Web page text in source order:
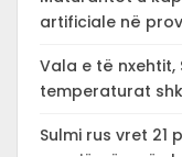
artificiale në
Vala e të nxehtit,
temperaturat
Sulmi rus vret 21